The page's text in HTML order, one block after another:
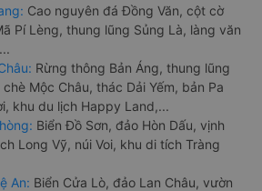
Cao nguyên đá Đồng Văn, cột cờ
Pí Lèng, thung lũng Sủng Là, làng văn
Rừng thông Bản Áng, thung lũng
Mộc Châu, thác Dải Yếm, bản Pa
khu du lịch Happy Land,...
Biển Đồ Sơn, đảo Hòn Dấu, vịnh
Long Vỹ, núi Voi, khu di tích Tràng
An: Biển Cửa Lò, đảo Lan Châu, vườn